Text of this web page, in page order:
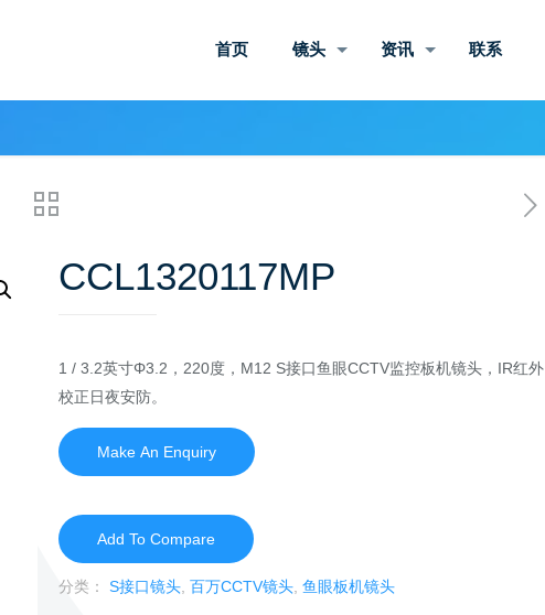
首页 镜头 资讯 联系
CCL1320117MP
1 / 3.2英寸Φ3.2，220度，M12 S接口鱼眼CCTV监控板机镜头，IR红外
校正日夜安防。
Add To Compare
分类： S接口镜头, 百万CCTV镜头, 鱼眼板机镜头